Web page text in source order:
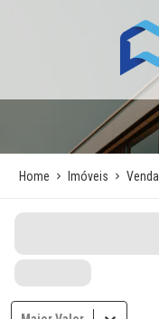
Home Imóveis Venda